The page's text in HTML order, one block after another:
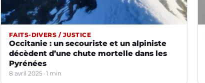
FAITS-DIVERS / JUSTICE
Occitanie : un secouriste et un alpiniste
décèdent d’une chute mortelle dans les
Pyrénées
8 avril 2025 1 min